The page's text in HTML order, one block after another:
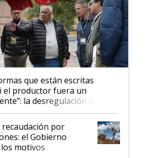
que están escritas
el productor fuera un
la desregulación llegó
Aapresid y hasta se
financiamiento al IPCVA
recaudación por
el Gobierno
motivos